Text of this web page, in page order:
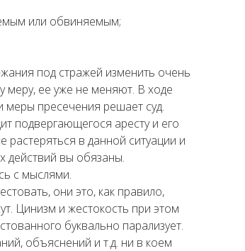
или обвиняемым;
под стражей изменить очень
меру, ее уже не меняют. В ходе
меры пресечения решает суд.
подвергающегося аресту и его
растеряться в данной ситуации и
действий вы обязаны.
с мыслями.
они это, как правило,
Цинизм и жестокость при этом
буквально парализует.
объяснений и т.д. ни в коем